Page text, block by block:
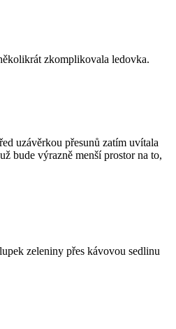
zkomplikovala ledovka.
uzávěrkou přesunů zatím uvítala
bude výrazně menší prostor na to,
zeleniny přes kávovou sedlinu